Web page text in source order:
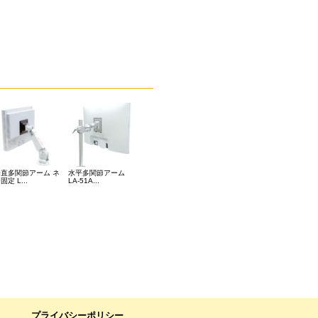
多関節アーム ネ
定 L...
水平多関節アーム
LA-51A...
プライバシーポリシー